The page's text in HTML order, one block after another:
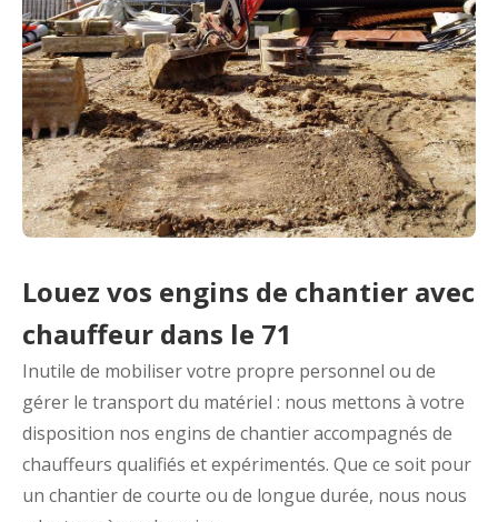
Louez vos engins de chantier avec
chauffeur dans le 71
Inutile de mobiliser votre propre personnel ou de
gérer le transport du matériel : nous mettons à votre
disposition nos engins de chantier accompagnés de
chauffeurs qualifiés et expérimentés. Que ce soit pour
un chantier de courte ou de longue durée, nous nous